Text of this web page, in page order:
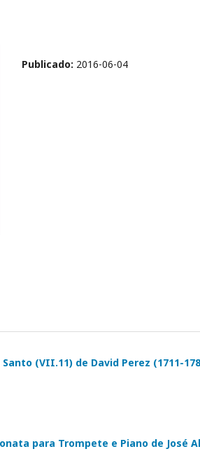
Publicado: 2016-06-04
Santo (VII.11) de David Perez (1711-
para Trompete e Piano de